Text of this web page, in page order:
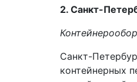
2. Санкт-
Санкт-
контейнерных